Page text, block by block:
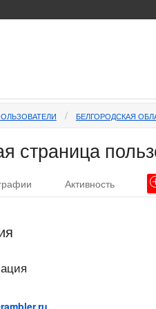
БЕЛГОРОДСКАЯ
страница
Активность